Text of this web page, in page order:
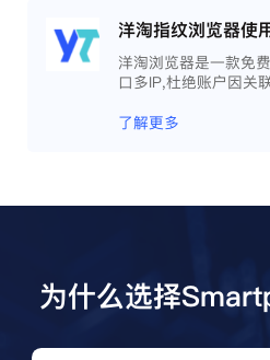
洋淘指纹浏览器使
洋淘浏览器是一款免
口多IP,杜绝账户因关
了解更多
为什么选择